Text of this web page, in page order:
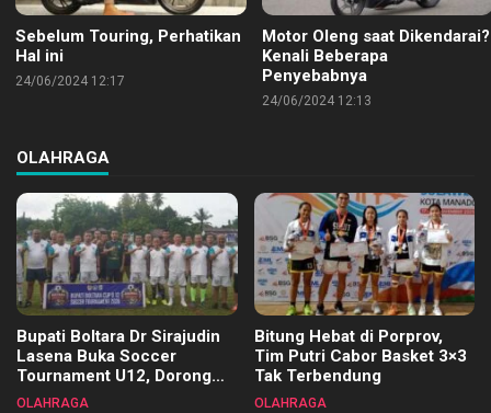
Sebelum Touring, Perhatikan
Hal ini
24/06/2024 12:17
Motor Oleng saat Dikendarai?
Kenali Beberapa
Penyebabnya
24/06/2024 12:13
OLAHRAGA
Bupati Boltara Dr Sirajudin
Lasena Buka Soccer
Tournament U12, Dorong
Pembinaan Merata di Setiap
OLAHRAGA
Bitung Hebat di Porprov,
Tim Putri Cabor Basket 3×3
Tak Terbendung
OLAHRAGA